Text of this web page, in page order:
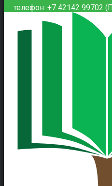
телефон: +7 42142 99702